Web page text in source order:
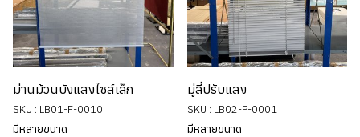
ม่านม้วนบังแสงไซส์เล็ก
SKU : LB01-F-0010
มีหลายขนาด
มู่ลี่ปรับแสง
SKU : LB02-P-0001
มีหลายขนาด